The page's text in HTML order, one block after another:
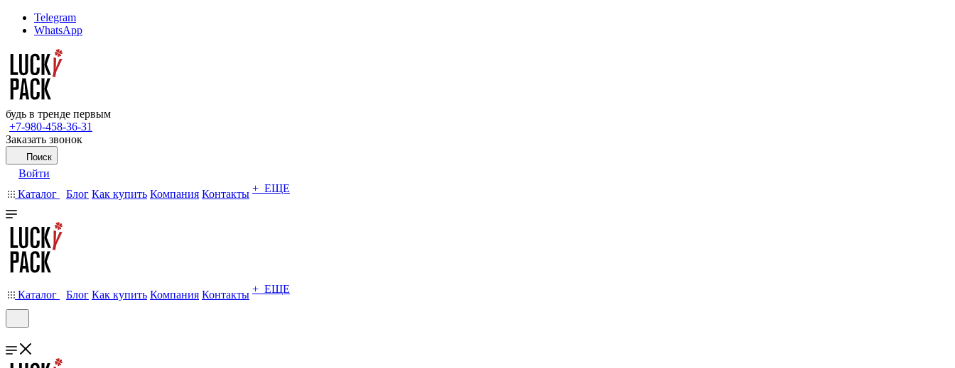
Telegram
WhatsApp
будь в тренде первым
+7-980-458-36-31
Заказать звонок
Поиск
Войти
Каталог
Блог Как купить Компания Контакты + ЕЩЕ
Каталог Блог Как купить Компания Контакты + ЕЩЕ